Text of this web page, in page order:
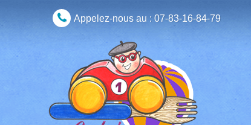
Appelez-nous au : 07-83-16-84-79